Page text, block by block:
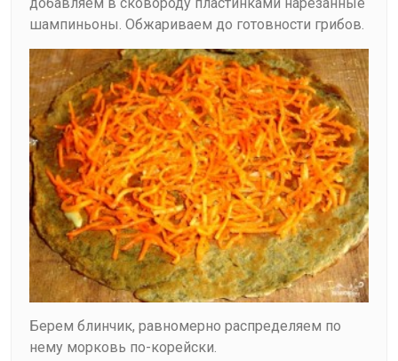
добавляем в сковороду пластинками нарезанные
шампиньоны. Обжариваем до готовности грибов.
Берем блинчик, равномерно распределяем по
нему морковь по-корейски.